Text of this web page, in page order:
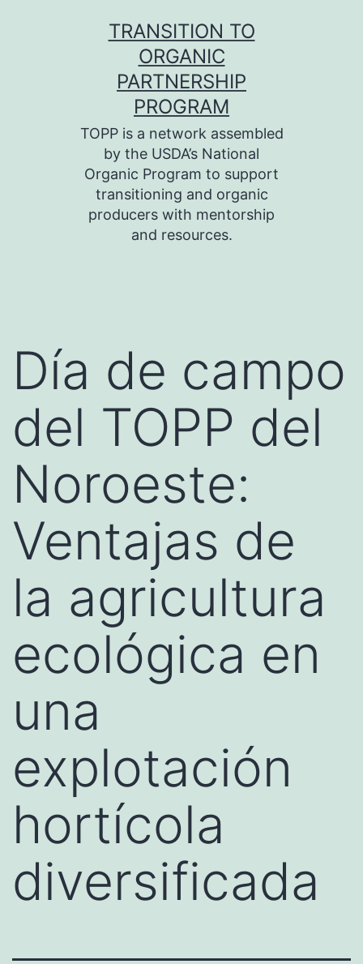
TRANSITION TO
ORGANIC
PARTNERSHIP
PROGRAM
TOPP is a network assembled
by the USDA’s National
Organic Program to support
transitioning and organic
producers with mentorship
and resources.
Día de campo
del TOPP del
Noroeste:
Ventajas de
la agricultura
ecológica en
una
explotación
hortícola
diversificada